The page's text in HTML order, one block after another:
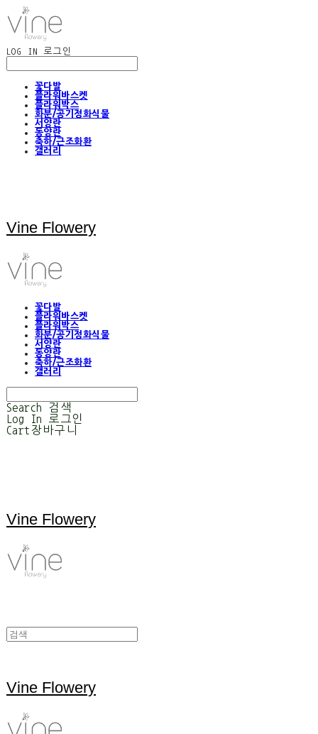
LOG IN 로그인
꽃다발
플라워바스켓
플라워박스
화분/공기정화식물
서양란
동양란
축하/근조화환
갤러리
Vine Flowery
꽃다발
플라워바스켓
플라워박스
화분/공기정화식물
서양란
동양란
축하/근조화환
갤러리
Search
검색
Log In
로그인
Cart장바구니
Vine Flowery
Vine Flowery